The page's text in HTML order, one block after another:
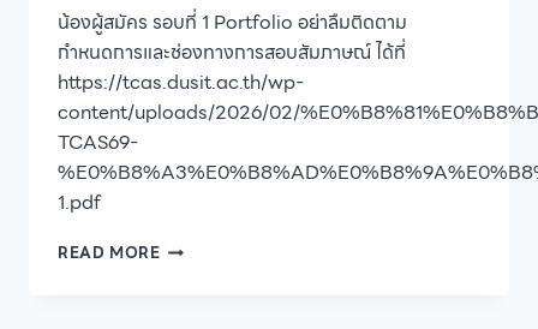
ราชการ
ประจำ
ปี
การ
ศึกษา
ที่
น้องผู้สมัคร รอบที่ 1 Portfolio อย่าลืมติดตาม
กำหนดการและช่องทางการสอบสัมภาษณ์ ได้ที่
https://tcas.dusit.ac.th/wp-
content/uploads/2026/02/
TCAS69-
1.pdf
READ MOREกำหนดการ